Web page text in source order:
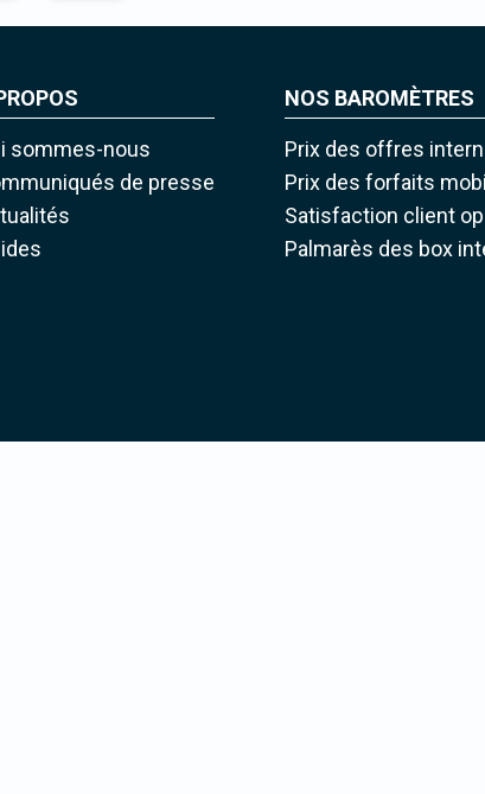
sommes-nous
de presse
NOS BAROMÈTRES
Prix des offres
Prix des forfaits
Satisfaction client
Palmarès des box